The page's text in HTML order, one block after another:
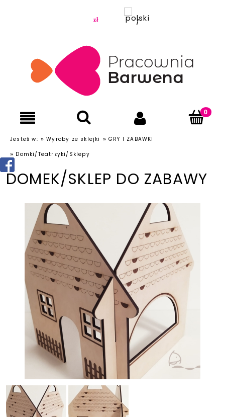
Jesteś w: » Wyroby ze sklejki » GRY I ZABAWKI
» Domki/Teatrzyki/Sklepy
DOMEK/SKLEP DO ZABAWY